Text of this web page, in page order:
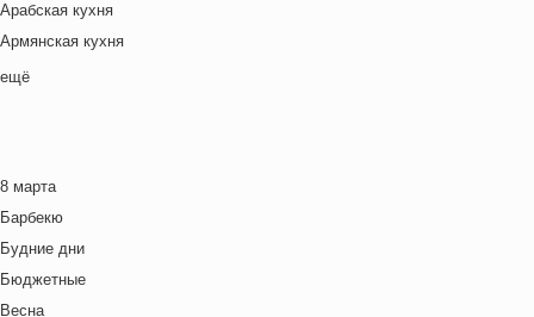
Арабская кухня
Армянская кухня
Белорусская
Венгерская кухня
Греческая кухня
Грузинская кухня
Еврейская кухня
ещё
8 марта
Барбекю
Будние дни
Бюджетные
Весна